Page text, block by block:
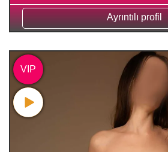
Ayrıntılı profil
VIP